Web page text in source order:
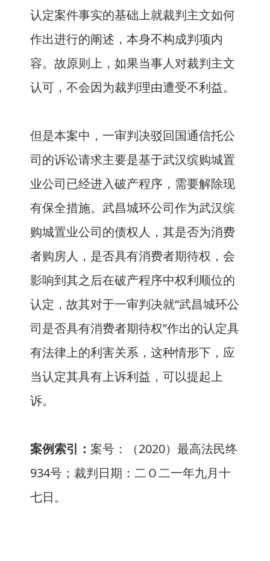
认定案件事实的基础上就裁判主文如何
作出进行的阐述，本身不构成判项内
容。故原则上，如果当事人对裁判主文
认可，不会因为裁判理由遭受不利益。
但是本案中，一审判决驳回国通信托公
司的诉讼请求主要是基于武汉缤购城置
业公司已经进入破产程序，需要解除现
有保全措施。武昌城环公司作为武汉缤
购城置业公司的债权人，其是否为消费
者购房人，是否具有消费者期待权，会
影响到其之后在破产程序中权利顺位的
认定，故其对于一审判决就“武昌城环公
司是否具有消费者期待权”作出的认定具
有法律上的利害关系，这种情形下，应
当认定其具有上诉利益，可以提起上
诉。
案例索引： 案号：（2020）最高法民终
934号；裁判日期：二Ｏ二一年九月十
七日。